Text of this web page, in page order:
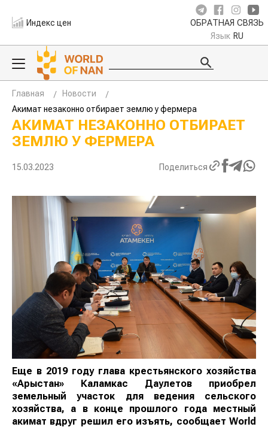
Индекс цен ОБРАТНАЯ СВЯЗЬ
Язык RU
Главная
Новости
Акимат незаконно отбирает землю у фермера
АКИМАТ НЕЗАКОННО ОТБИРАЕТ
ЗЕМЛЮ У ФЕРМЕРА
15.03.2023 Поделиться
Еще в 2019 году глава крестьянского хозяйства
«Арыстан» Каламкас Даулетов приобрел
земельный участок для ведения сельского
хозяйства, а в конце прошлого года местный
акимат вдруг решил его изъять, сообщает World